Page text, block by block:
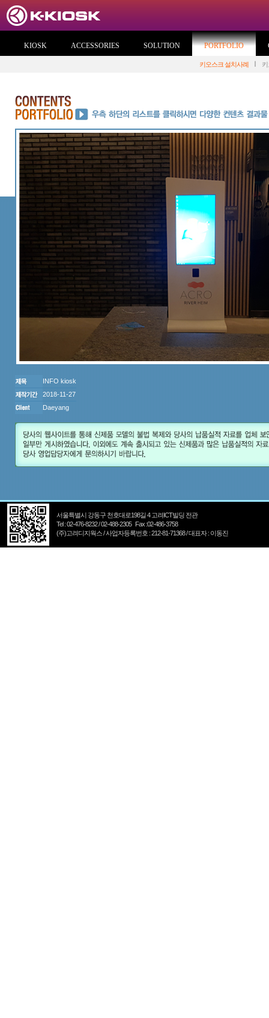
KIOSK ACCESSORIES SOLUTION PORTFOLIO
키오스크 설치사례
INFO kiosk
2018-11-27
Daeyang
서울특별시 강동구 천호대로198길 4 고려ICT빌딩 전관
Tel : 02-476-8232 / 02-488-2305 Fax :02-486-3758
(주)고려디지웍스 / 사업자등록번호 : 212-81-71368 / 대표자 : 이동진